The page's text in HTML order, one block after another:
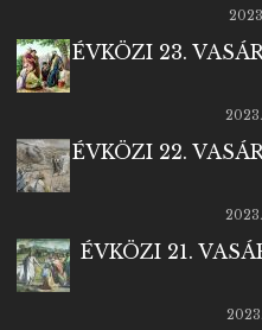
ÉVKÖZI 23.
ÉVKÖZI 22.
ÉVKÖZI 21.